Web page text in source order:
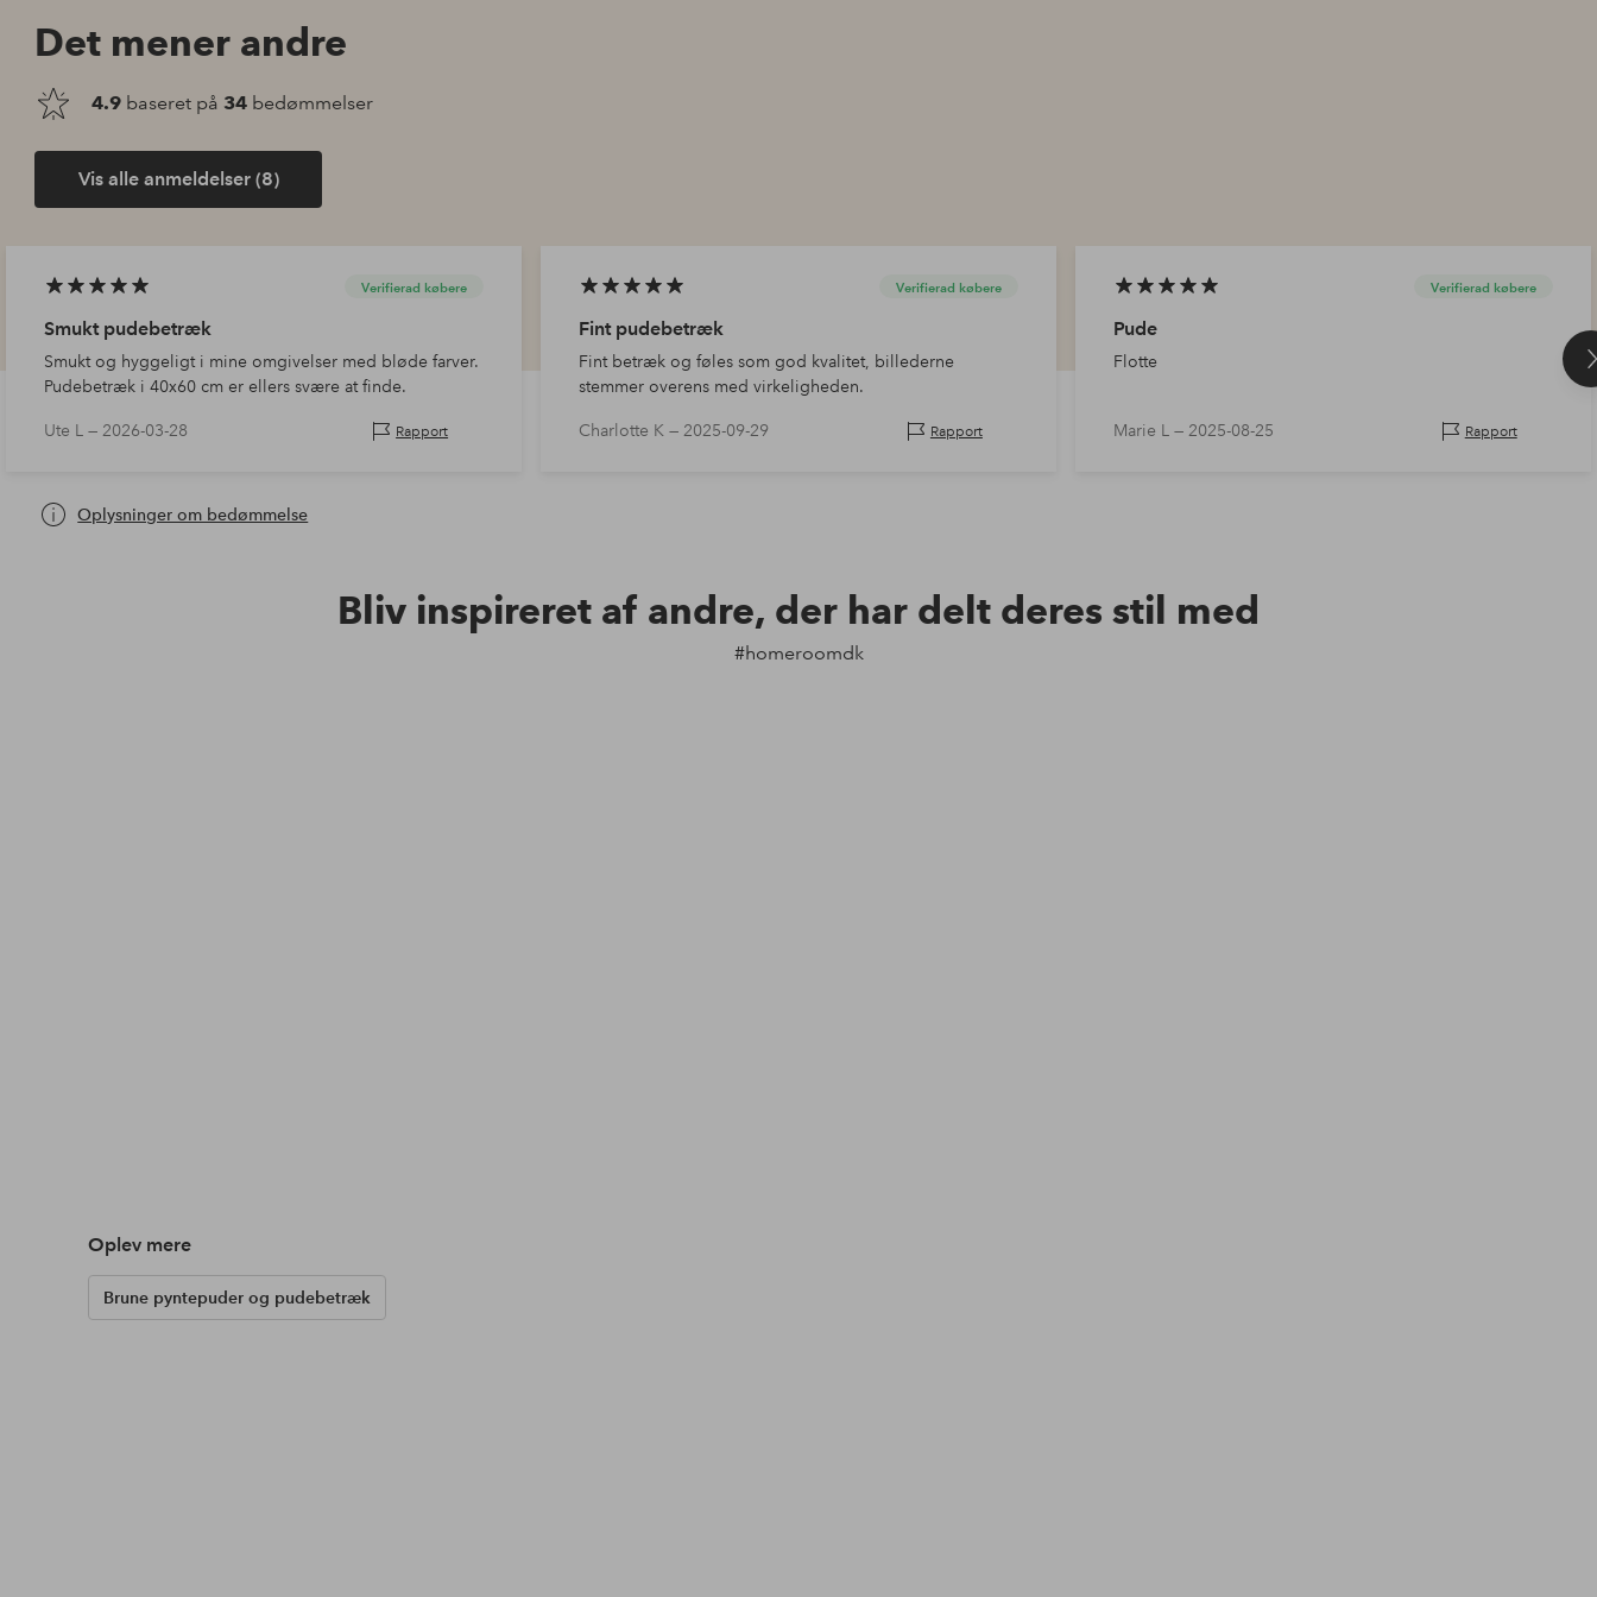
Det mener andre
4.9 baseret på 34 bedømmelser
Vis alle anmeldelser (8)
Verifierad købere
Smukt pudebetræk
Smukt og hyggeligt i mine omgivelser med bløde farver.
Pudebetræk i 40x60 cm er ellers svære at finde.
Ute L —2026-03-28 Rapport
Verifierad købere
Fint pudebetræk
Fint betræk og føles som god kvalitet, billederne
stemmer overens med virkeligheden.
Charlotte K —2025-09-29 Rapport
Verifierad købere
Pude
Flotte
Marie L — 2025-08-25 Rapport
Oplysninger om bedømmelse
Bliv inspireret af andre, der har delt deres stil med
#homeroomdk
Oplev mere
Brune pyntepuder og pudebetræk